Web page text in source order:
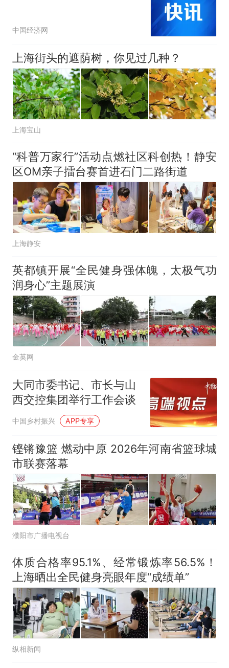
中国经济网
上海街头的遮荫树，你见过几种？
上海宝山
“科普万家行”活动点燃社区科创热！静安
区OM亲子擂台赛首进石门二路街道
上海静安
英都镇开展“全民健身强体魄，太极气功
润身心”主题展演
金英网
大同市委书记、市长与山
西交控集团举行工作会谈
中国乡村振兴 APP专享
铿锵豫篮 燃动中原 2026年河南省篮球城
市联赛落幕
濮阳市广播电视台
体质合格率95.1%、经常锻炼率56.5%！
上海晒出全民健身亮眼年度“成绩单”
纵相新闻